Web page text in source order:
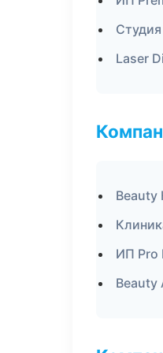
Laser
Beauty
ИП Pro